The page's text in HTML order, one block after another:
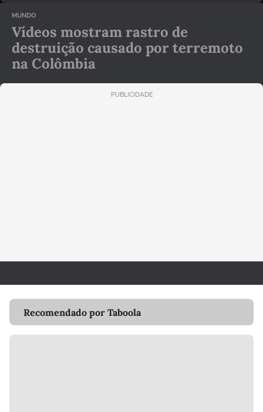
MUNDO
Vídeos mostram rastro de
destruição causado por terremoto
na Colômbia
PUBLICIDADE
Recomendado por Taboola